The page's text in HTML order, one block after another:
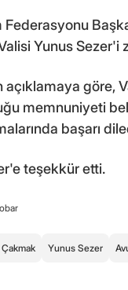
Federasyonu
Yunus Sezer'i
açıklamaya göre,
memnuniyeti
başarı
teşekkür etti.
Yunus Sezer